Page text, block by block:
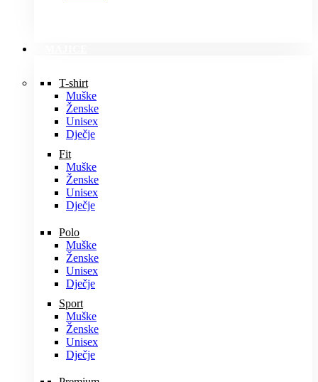
T-shirt
Muške
Ženske
Unisex
Dječje
Fit
Muške
Ženske
Unisex
Dječje
Polo
Muške
Ženske
Unisex
Dječje
Sport
Muške
Ženske
Unisex
Dječje